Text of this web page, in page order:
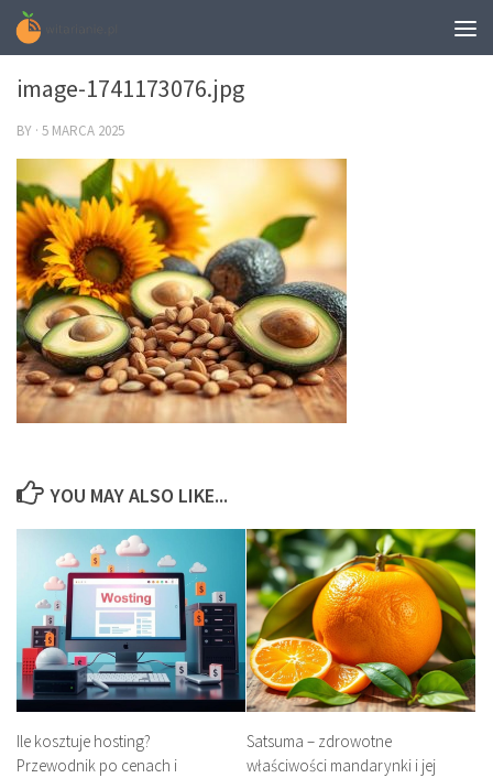
0
image-1741173076.jpg
BY · 5 MARCA 2025
YOU MAY ALSO LIKE...
Ile kosztuje hosting?
Przewodnik po cenach i
Satsuma – zdrowotne
właściwości mandarynki i jej